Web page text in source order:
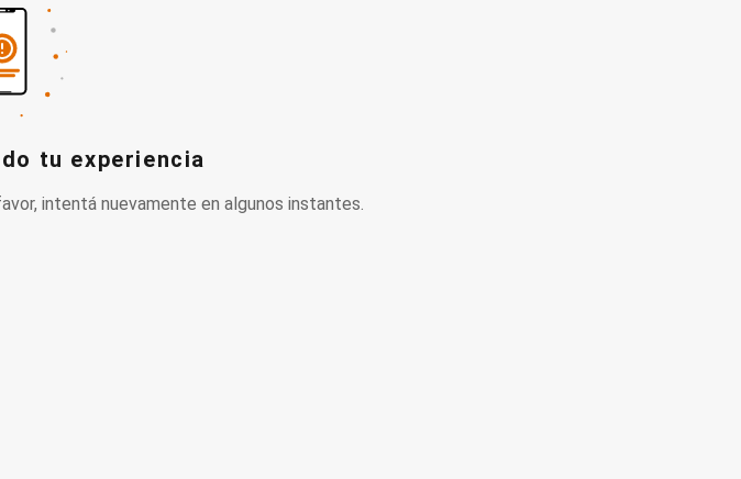
tu experiencia
intentá nuevamente en algunos instantes.